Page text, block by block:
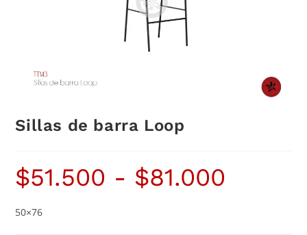
Sillas de barra Loop
$51.500 - $81.000
50×76